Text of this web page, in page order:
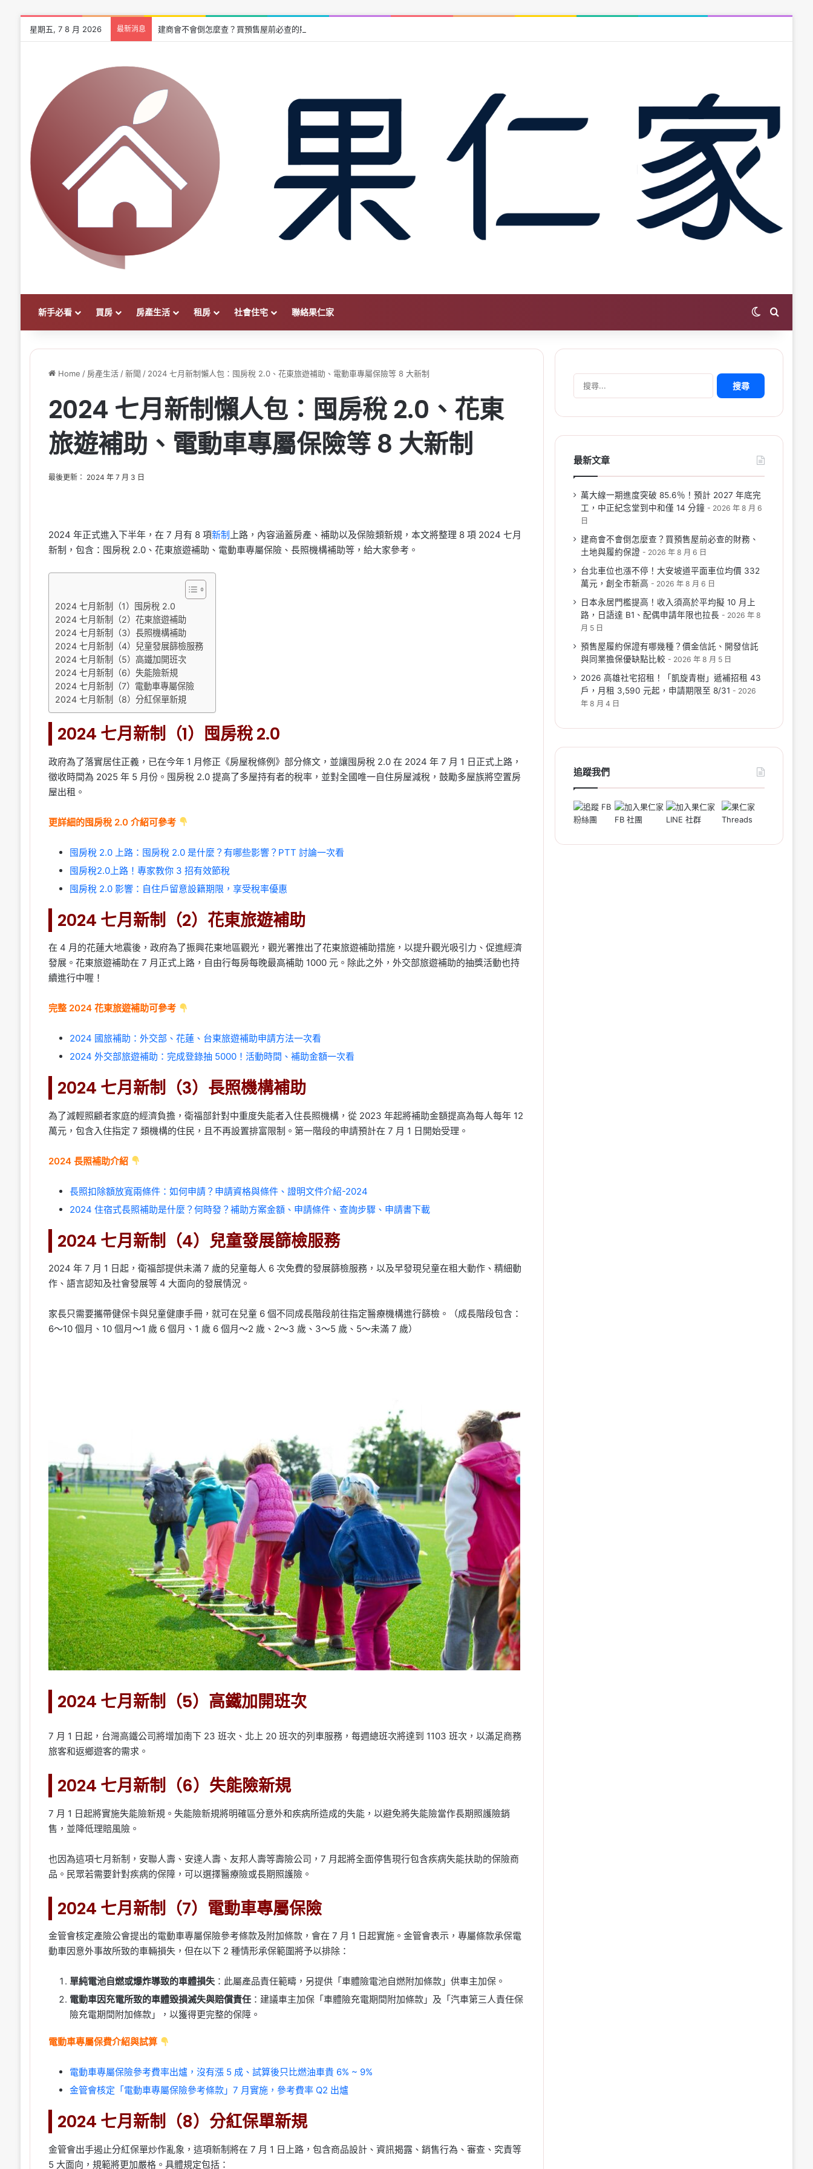
星期五, 7 8 月 2026 最新消息 建商會不會倒怎麼查？買預售屋前必查的財務、土地與履約保證
新手必看 買房 房產生活 租房 社會住宅 聯絡果仁家 Switch skin
Home / 房產生活 / 新聞 / 2024 七月新制懶人包：囤房稅 2.0、花東旅遊補助、電動車專屬保險等 8 大新制
2024 七月新制懶人包：囤房稅 2.0、花東
旅遊補助、電動車專屬保險等 8 大新制
最後更新： 2024 年 7 月 3 日
2024 年正式進入下半年，在 7 月有 8 項新制 上路，內容涵蓋房產、補助以及保險類新規，本文將整理 8 項 2024 七月
新制，包含：囤房稅 2.0、花東旅遊補助、電動車專屬保險、長照機構補助等，給大家參考。
2024 七月新制（1）囤房稅 2.0
2024 七月新制（2）花東旅遊補助
2024 七月新制（3）長照機構補助
2024 七月新制（4）兒童發展篩檢服務
2024 七月新制（5）高鐵加開班次
2024 七月新制（6）失能險新規
2024 七月新制（7）電動車專屬保險
2024 七月新制（8）分紅保單新規
2024 七月新制（1）囤房稅 2.0
政府為了落實居住正義，已在今年 1 月修正《房屋稅條例》部分條文，並讓囤房稅 2.0 在 2024 年 7 月 1 日正式上路，
徵收時間為 2025 年 5 月份。囤房稅 2.0 提高了多屋持有者的稅率，並對全國唯一自住房屋減稅，鼓勵多屋族將空置房
屋出租。
更詳細的囤房稅 2.0 介紹可參考
囤房稅 2.0 上路：囤房稅 2.0 是什麼？有哪些影響？PTT 討論一次看
囤房稅2.0上路！專家教你 3 招有效節稅
囤房稅 2.0 影響：自住戶留意設籍期限，享受稅率優惠
2024 七月新制（2）花東旅遊補助
在 4 月的花蓮大地震後，政府為了振興花東地區觀光，觀光署推出了花東旅遊補助措施，以提升觀光吸引力、促進經濟
發展。花東旅遊補助在 7 月正式上路，自由行每房每晚最高補助 1000 元。除此之外，外交部旅遊補助的抽獎活動也持
續進行中喔！
完整 2024 花東旅遊補助可參考
2024 國旅補助：外交部、花蓮、台東旅遊補助申請方法一次看
2024 外交部旅遊補助：完成登錄抽 5000！活動時間、補助金額一次看
2024 七月新制（3）長照機構補助
為了減輕照顧者家庭的經濟負擔，衛福部針對中重度失能者入住長照機構，從 2023 年起將補助金額提高為每人每年 12
萬元，包含入住指定 7 類機構的住民，且不再設置排富限制。第一階段的申請預計在 7 月 1 日開始受理。
2024 長照補助介紹
長照扣除額放寬兩條件：如何申請？申請資格與條件、證明文件介紹-2024
2024 住宿式長照補助是什麼？何時發？補助方案金額、申請條件、查詢步驟、申請書下載
2024 七月新制（4）兒童發展篩檢服務
2024 年 7 月 1 日起，衛福部提供未滿 7 歲的兒童每人 6 次免費的發展篩檢服務，以及早發現兒童在粗大動作、精細動
作、語言認知及社會發展等 4 大面向的發展情況。
家長只需要攜帶健保卡與兒童健康手冊，就可在兒童 6 個不同成長階段前往指定醫療機構進行篩檢。（成長階段包含：
6～10 個月、10 個月～1 歲 6 個月、1 歲 6 個月～2 歲、2～3 歲、3～5 歲、5～未滿 7 歲）
2024 七月新制（5）高鐵加開班次
7 月 1 日起，台灣高鐵公司將增加南下 23 班次、北上 20 班次的列車服務，每週總班次將達到 1103 班次，以滿足商務
旅客和返鄉遊客的需求。
2024 七月新制（6）失能險新規
7 月 1 日起將實施失能險新規。失能險新規將明確區分意外和疾病所造成的失能，以避免將失能險當作長期照護險銷
售，並降低理賠風險。
也因為這項七月新制，安聯人壽、安達人壽、友邦人壽等壽險公司，7 月起將全面停售現行包含疾病失能扶助的保險商
品。民眾若需要針對疾病的保障，可以選擇醫療險或長期照護險。
2024 七月新制（7）電動車專屬保險
金管會核定產險公會提出的電動車專屬保險參考條款及附加條款，會在 7 月 1 日起實施。金管會表示，專屬條款承保電
動車因意外事故所致的車輛損失，但在以下 2 種情形承保範圍將予以排除：
單純電池自燃或爆炸導致的車體損失：此屬產品責任範疇，另提供「車體險電池自燃附加條款」供車主加保。
電動車因充電所致的車體毀損滅失與賠償責任：建議車主加保「車體險充電期間附加條款」及「汽車第三人責任保
險充電期間附加條款」，以獲得更完整的保障。
電動車專屬保費介紹與試算
電動車專屬保險參考費率出爐，沒有漲 5 成、試算後只比燃油車貴 6% ~ 9%
金管會核定「電動車專屬保險參考條款」7 月實施，參考費率 Q2 出爐
2024 七月新制（8）分紅保單新規
金管會出手遏止分紅保單炒作亂象，這項新制將在 7 月 1 日上路，包含商品設計、資訊揭露、銷售行為、審查、究責等
5 大面向，規範將更加嚴格。具體規定包括：
搜
尋
鍵
最新文章
萬大線一期進度突破 85.6％！預計 2027 年底完
工，中正紀念堂到中和僅 14 分鐘
2026 年 8 月 6
日
建商會不會倒怎麼查？買預售屋前必查的財務、
土地與履約保證
2026 年 8 月 6 日
台北車位也漲不停！大安坡道平面車位均價 332
萬元，創全市新高
2026 年 8 月 6 日
日本永居門檻提高！收入須高於平均擬 10 月上
路，日語達 B1、配偶申請年限也拉長
2026 年 8
月 5 日
預售屋履約保證有哪幾種？價金信託、開發信託
與同業擔保優缺點比較
2026 年 8 月 5 日
2026 高雄社宅招租！「凱旋青樹」遞補招租 43
戶，月租 3,590 元起，申請期限至 8/31
2026
年 8 月 4 日
追蹤我們